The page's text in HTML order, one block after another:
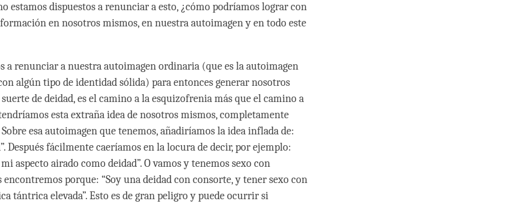
estamos dispuestos a renunciar a esto, ¿cómo podríamos lograr con
en nosotros mismos, en nuestra autoimagen y en todo este
a renunciar a nuestra autoimagen ordinaria (que es la autoimagen
algún tipo de identidad sólida) para entonces generar nosotros
de deidad, es el camino a la esquizofrenia más que el camino a
esta extraña idea de nosotros mismos, completamente
Sobre esa autoimagen que tenemos, añadiríamos la idea inflada de:
Después fácilmente caeríamos en la locura de decir, por ejemplo:
aspecto airado como deidad”. O vamos y tenemos sexo con
porque: “Soy una deidad con consorte, y tener sexo con
tántrica elevada”. Esto es de gran peligro y puede ocurrir si